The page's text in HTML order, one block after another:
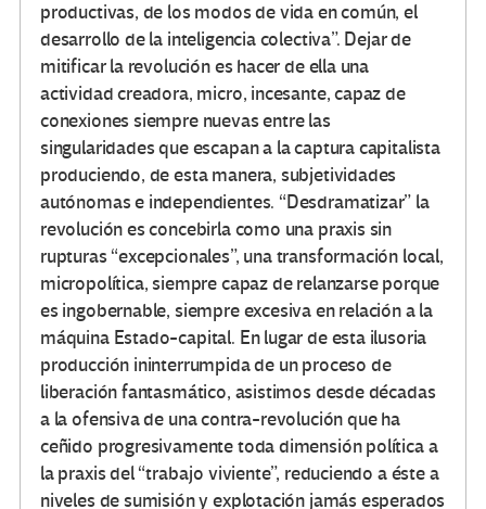
productivas, de los modos de vida en común, el
desarrollo de la inteligencia colectiva”. Dejar de
mitificar la revolución es hacer de ella una
actividad creadora, micro, incesante, capaz de
conexiones siempre nuevas entre las
singularidades que escapan a la captura capitalista
produciendo, de esta manera, subjetividades
autónomas e independientes. “Desdramatizar” la
revolución es concebirla como una praxis sin
rupturas “excepcionales”, una transformación local,
micropolítica, siempre capaz de relanzarse porque
es ingobernable, siempre excesiva en relación a la
máquina Estado-capital. En lugar de esta ilusoria
producción ininterrumpida de un proceso de
liberación fantasmático, asistimos desde décadas
a la ofensiva de una contra-revolución que ha
ceñido progresivamente toda dimensión política a
la praxis del “trabajo viviente”, reduciendo a éste a
niveles de sumisión y explotación jamás esperados